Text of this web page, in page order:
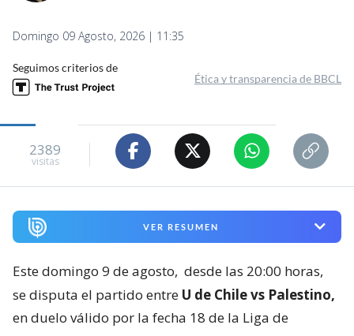
Domingo 09 Agosto, 2026 | 11:35
Seguimos criterios de
Ética y transparencia de BBCL
2389
visitas
VER RESUMEN
Este domingo 9 de agosto, desde las 20:00 horas,
se disputa el partido entre U de Chile vs Palestino,
en duelo válido por la fecha 18 de la Liga de